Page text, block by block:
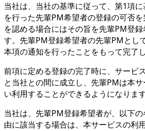
当社は、当社の基準に従って、第1項
を行った先輩PM希望者の登録の可否
を認める場合にはその旨を先輩PM登
す。先輩PM登録希望者の先輩PMとし
本項の通知を行ったことをもって完了
前項に定める登録の完了時に、サービ
と当社との間に成立し、先輩PMは本
い利用することができるようになります
当社は、先輩PM登録希望者が、以下
由に該当する場合は、本サービスの利